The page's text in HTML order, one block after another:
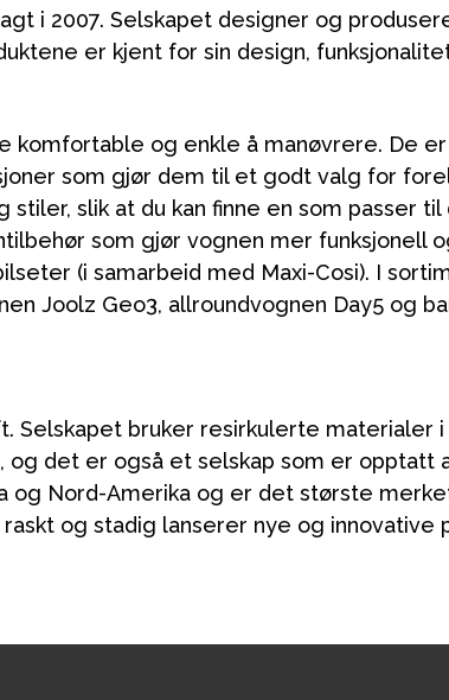
i 2007. Selskapet designer og
er kjent for sin design,
og enkle å manøvrere. De
som gjør dem til et godt valg for
slik at du kan finne en som passer til
som gjør vognen mer funksjonell
(i samarbeid med Maxi-Cosi). I
Joolz Geo3, allroundvognen Day5 og
bruker resirkulerte materialer i
det er også et selskap som er opptatt
og Nord-Amerika og er det største
og stadig lanserer nye og innovative